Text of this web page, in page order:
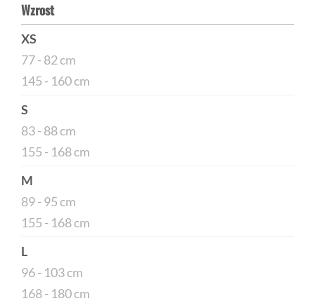
Wzrost
XS
77 - 82 cm
145 - 160 cm
S
83 - 88 cm
155 - 168 cm
M
89 - 95 cm
155 - 168 cm
L
96 - 103 cm
168 - 180 cm